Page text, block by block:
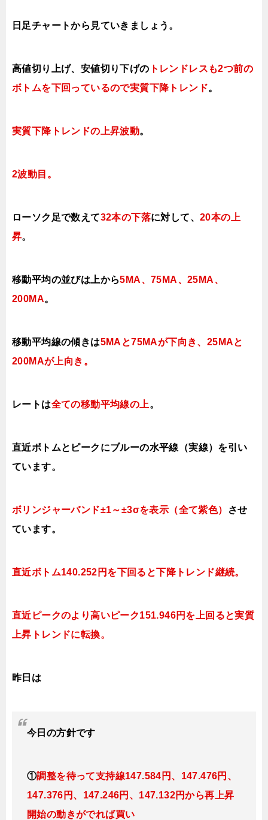
日足チャートから見ていきましょう。
高値切り上げ、安値切り下げの トレンドレスも2つ前の
ボトムを下回っているので実質下降トレンド。
実質下降トレンドの上昇波動。
2波動目。
ローソク足で数えて32本の下落に対して、20本の上
昇。
移動平均の並びは上から5MA、75MA、25MA、
200MA。
移動平均線の傾きは5MAと75MAが下向き、25MAと
200MAが上向き。
レートは全ての移動平均線の上。
直近ボトムとピークにブルーの水平線（実線）を引い
ています。
ボリンジャーバンド±1～±3σを表示（全て紫色）
させ
ています。
直近ボトム140.252円を下回ると下降トレンド継続。
直近ピークのより高いピーク151.946円を上回ると実質
上昇トレンドに転換。
昨日は
今日の方針です
①調整を待って支持線147.584円、147.476円、
147.376円、147.246円、147.132円から再上昇
開始の動きがでれば買い